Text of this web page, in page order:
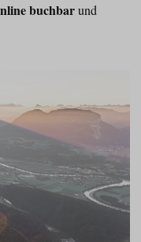
buchbarund